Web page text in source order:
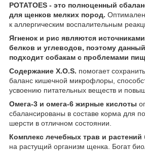
POTATOES - это полноценный
для щенков мелких пород.
к аллергическим воспалительным
Ягненок и рис являются
белков и углеводов, поэтому
подходит собакам с проблемами
Содержание X.O.S. помогает
баланс кишечной микрофлоры,
усвоению питательных веществ и
Омега-3 и омега-6 жирные кислоты
сбалансированы в составе корма для
шерсти в отличном состоянии.
Комплекс лечебных трав и растений
на растущий организм щенка. Богат